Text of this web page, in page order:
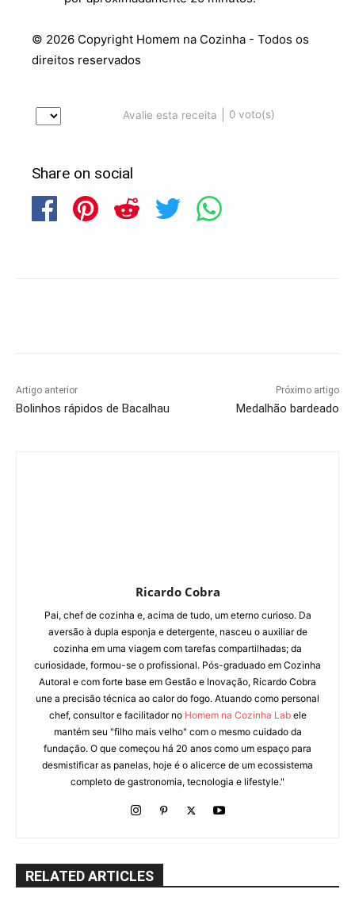
© 2026 Copyright Homem na Cozinha - Todos os
direitos reservados
Avalie esta receita 0 voto(s)
Share on social
Artigo anterior
Bolinhos rápidos de Bacalhau
Próximo artigo
Medalhão bardeado
Ricardo Cobra
Pai, chef de cozinha e, acima de tudo, um eterno curioso. Da
aversão à dupla esponja e detergente, nasceu o auxiliar de
cozinha em uma viagem com tarefas compartilhadas; da
curiosidade, formou-se o profissional. Pós-graduado em Cozinha
Autoral e com forte base em Gestão e Inovação, Ricardo Cobra
une a precisão técnica ao calor do fogo. Atuando como personal
chef, consultor e facilitador no Homem na Cozinha Labele
mantém seu "filho mais velho" com o mesmo cuidado da
fundação. O que começou há 20 anos como um espaço para
desmistificar as panelas, hoje é o alicerce de um ecossistema
completo de gastronomia, tecnologia e lifestyle."
RELATED ARTICLES